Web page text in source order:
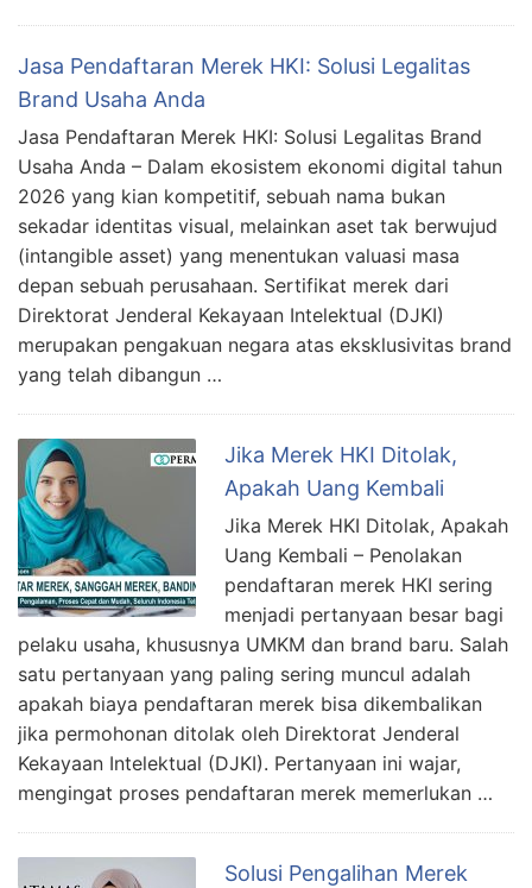
Jasa Pendaftaran Merek HKI: Solusi Legalitas
Brand Usaha Anda
Jasa Pendaftaran Merek HKI: Solusi Legalitas Brand
Usaha Anda – Dalam ekosistem ekonomi digital tahun
2026 yang kian kompetitif, sebuah nama bukan
sekadar identitas visual, melainkan aset tak berwujud
(intangible asset) yang menentukan valuasi masa
depan sebuah perusahaan. Sertifikat merek dari
Direktorat Jenderal Kekayaan Intelektual (DJKI)
merupakan pengakuan negara atas eksklusivitas brand
yang telah dibangun …
Jika Merek HKI Ditolak,
Apakah Uang Kembali
Jika Merek HKI Ditolak, Apakah
Uang Kembali – Penolakan
pendaftaran merek HKI sering
menjadi pertanyaan besar bagi
pelaku usaha, khususnya UMKM dan brand baru. Salah
satu pertanyaan yang paling sering muncul adalah
apakah biaya pendaftaran merek bisa dikembalikan
jika permohonan ditolak oleh Direktorat Jenderal
Kekayaan Intelektual (DJKI). Pertanyaan ini wajar,
mengingat proses pendaftaran merek memerlukan …
Solusi Pengalihan Merek